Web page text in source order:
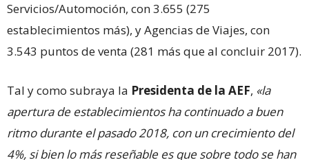
Servicios/Automoción, con 3.655 (275
establecimientos más), y Agencias de Viajes, con
3.543 puntos de venta (281 más que al concluir 2017).
Tal y como subraya la Presidenta de la AEF, «la
apertura de establecimientos ha continuado a buen
ritmo durante el pasado 2018, con un crecimiento del
4%, si bien lo más reseñable es que sobre todo se han